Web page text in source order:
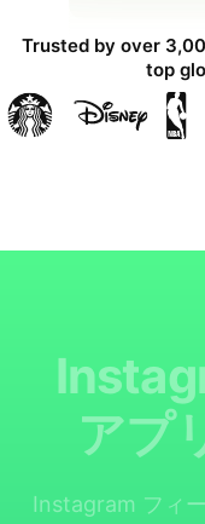
Trusted by over
top
アプ
Instagram フィ